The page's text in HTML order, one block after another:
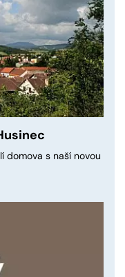
domova s naší novou